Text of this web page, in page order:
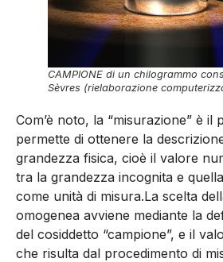
CAMPIONE di un chilogrammo
Sèvres (rielaborazione
Com’è noto, la “misurazione” è il
permette di ottenere la
grandezza fisica, cioè il valore
tra la grandezza incognita e
come unità di misura.La scelta
omogenea avviene mediante la
del cosiddetto “campione”, e il
che risulta dal procedimento di